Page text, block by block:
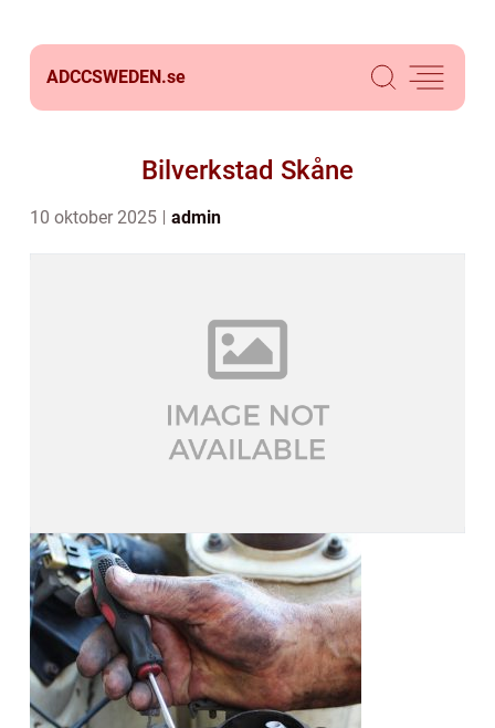
ADCCSWEDEN.se
Bilverkstad Skåne
10 oktober 2025 admin